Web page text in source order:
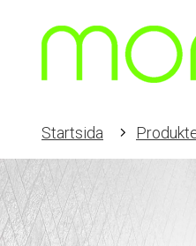
Startsida